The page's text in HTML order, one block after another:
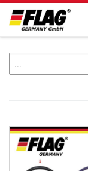
Zum Inhalt springen